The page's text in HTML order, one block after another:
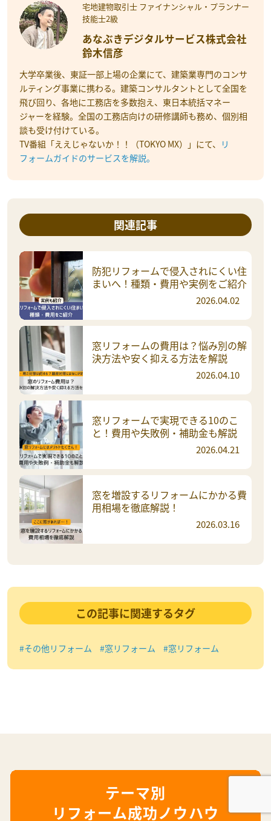
宅地建物取引士 ファイナンシャル・プランナー
技能士2級
あなぶきデジタルサービス株式会社
鈴木信彦
大学卒業後、東証一部上場の企業にて、建築業専門のコンサ
ルティング事業に携わる。建築コンサルタントとして全国を
飛び回り、各地に工務店を多数抱え、東日本統括マネー
ジャーを経験。全国の工務店向けの研修講師も務め、個別相
談も受け付けている。
TV番組「ええじゃないか！！（TOKYO MX）」にて、 リ
フォームガイドのサービスを解説。
関連記事
防犯リフォームで侵入されにくい住
まいへ！種類・費用や実例をご紹介
2026.04.02
窓リフォームの費用は？悩み別の解
決方法や安く抑える方法を解説
2026.04.10
窓リフォームで実現できる10のこ
と！費用や失敗例・補助金も解説
2026.04.21
窓を増設するリフォームにかかる費
用相場を徹底解説！
2026.03.16
この記事に関連するタグ
#その他リフォーム #窓リフォーム #窓リフォーム
リフォーム成功ノウハウ